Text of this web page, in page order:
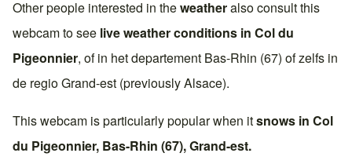
Other people interested in theweatheralso consult this
webcam to see live weather conditions in Col du
Pigeonnier, of in het departement Bas-Rhin (67) of zelfs in
de regioGrand-est (previouslyAlsace).
This webcam is particularly popular when itsnows in Col
du Pigeonnier, Bas-Rhin (67),Grand-est.